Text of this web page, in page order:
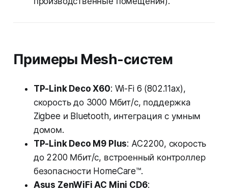
Примеры Mesh-систем
TP-Link Deco X60: Wi-Fi 6 (802.11ax),
скорость до 3000 Мбит/с, поддержка
Zigbee и Bluetooth, интеграция с умным
домом.
TP-Link Deco M9 Plus: AC2200, скорость
до 2200 Мбит/с, встроенный контроллер
безопасности HomeCare™.
Asus ZenWiFi AC Mini CD6: